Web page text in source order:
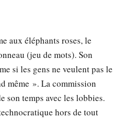
aux éléphants roses, le
(jeu de mots). Son
si les gens ne veulent pas le
même ». La commission
son temps avec les lobbies.
hors de tout